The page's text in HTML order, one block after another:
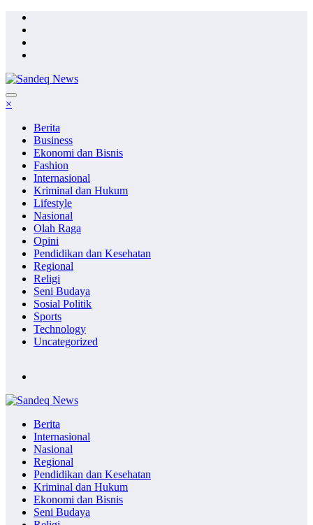
Skip
content
×
Berita
Business
Ekonomi dan Bisnis
Fashion
Internasional
Kriminal dan Hukum
Lifestyle
Nasional
Olah Raga
Opini
Pendidikan dan Kesehatan
Regional
Religi
Seni Budaya
Sosial Politik
Sports
Technology
Uncategorized
Berita
Internasional
Nasional
Regional
Pendidikan dan Kesehatan
Kriminal dan Hukum
Ekonomi dan Bisnis
Seni Budaya